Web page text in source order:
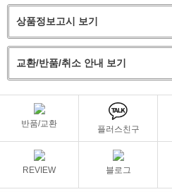
상품정보고시 보기
교환/반품/취소 안내 보기
반품/교환
플러스친구
REVIEW 블로그